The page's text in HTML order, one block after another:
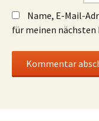
Name, E-Mail-
für meinen